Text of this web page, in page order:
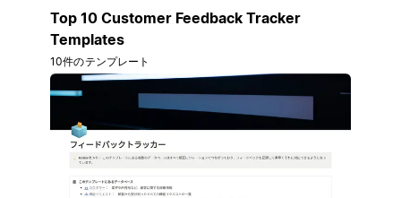
Top 10 Customer Feedback Tracker
Templates
10件のテンプレート